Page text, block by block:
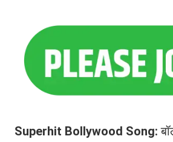
Superhit Bollywood Song: